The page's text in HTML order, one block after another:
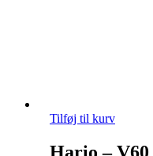
Tilføj til kurv